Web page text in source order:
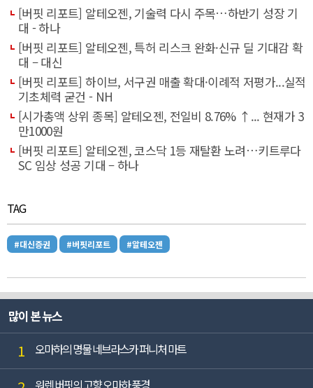
[버핏 리포트] 알테오젠, 기술력 다시 주목…하반기 성장 기
대 - 하나
[버핏 리포트] 알테오젠, 특허 리스크 완화·신규 딜 기대감 확
대 – 대신
[버핏 리포트] 하이브, 서구권 매출 확대·이례적 저평가...실적
기초체력 굳건 - NH
[시가총액 상위 종목] 알테오젠, 전일비 8.76% ↑... 현재가 3
만1000원
[버핏 리포트] 알테오젠, 코스닥 1등 재탈환 노려…키트루다
SC 임상 성공 기대 – 하나
TAG
#대신증권 #버핏리포트 #알테오젠
많이 본 뉴스
1 오마하의 명물 네브라스카 퍼니처 마트